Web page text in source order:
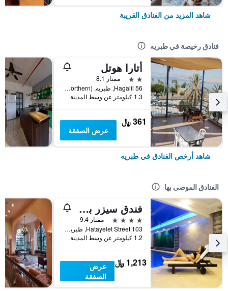
شاهد المزيد من الفنادق القريبة
فنادق رخيصة في طبريه
أتارا هوتل
2 نجمتين
ممتاز 8.1
Hagalil 56, طبريه, Haûafon (Northern), اسرائيل
1.3 كيلومتر عن وسط المدينة
361 ﷼
عرض الصفقة
شاهد أرخص الفنادق في طبريه
الفنادق الموصى بها
فندق سيزر بريمير طبريا
4 نجوم
ممتاز 9.4
103 Hatayelet Street, طبريه, Haûafon (Northern), اسرائيل
1.2 كيلومتر عن وسط المدينة
1,213 ﷼
عرض
الصفقة